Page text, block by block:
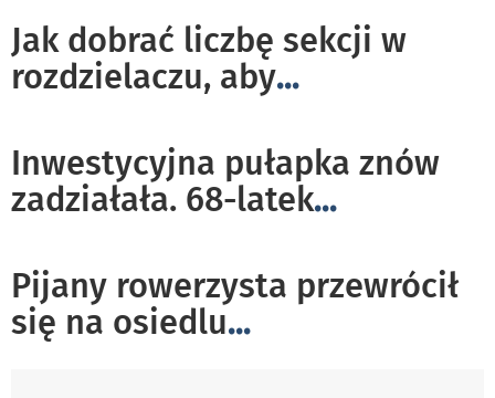
Jak dobrać liczbę sekcji w
rozdzielaczu, aby...
Inwestycyjna pułapka znów
zadziałała. 68-latek...
Pijany rowerzysta przewrócił
się na osiedlu...